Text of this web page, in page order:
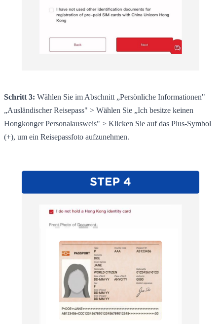
Schritt 3: Wählen Sie im Abschnitt „Persönliche Informationen"
„Ausländischer Reisepass" > Wählen Sie „Ich besitze keinen
Hongkonger Personalausweis" > Klicken Sie auf das Plus-Symbol
(+), um ein Reisepassfoto aufzunehmen.